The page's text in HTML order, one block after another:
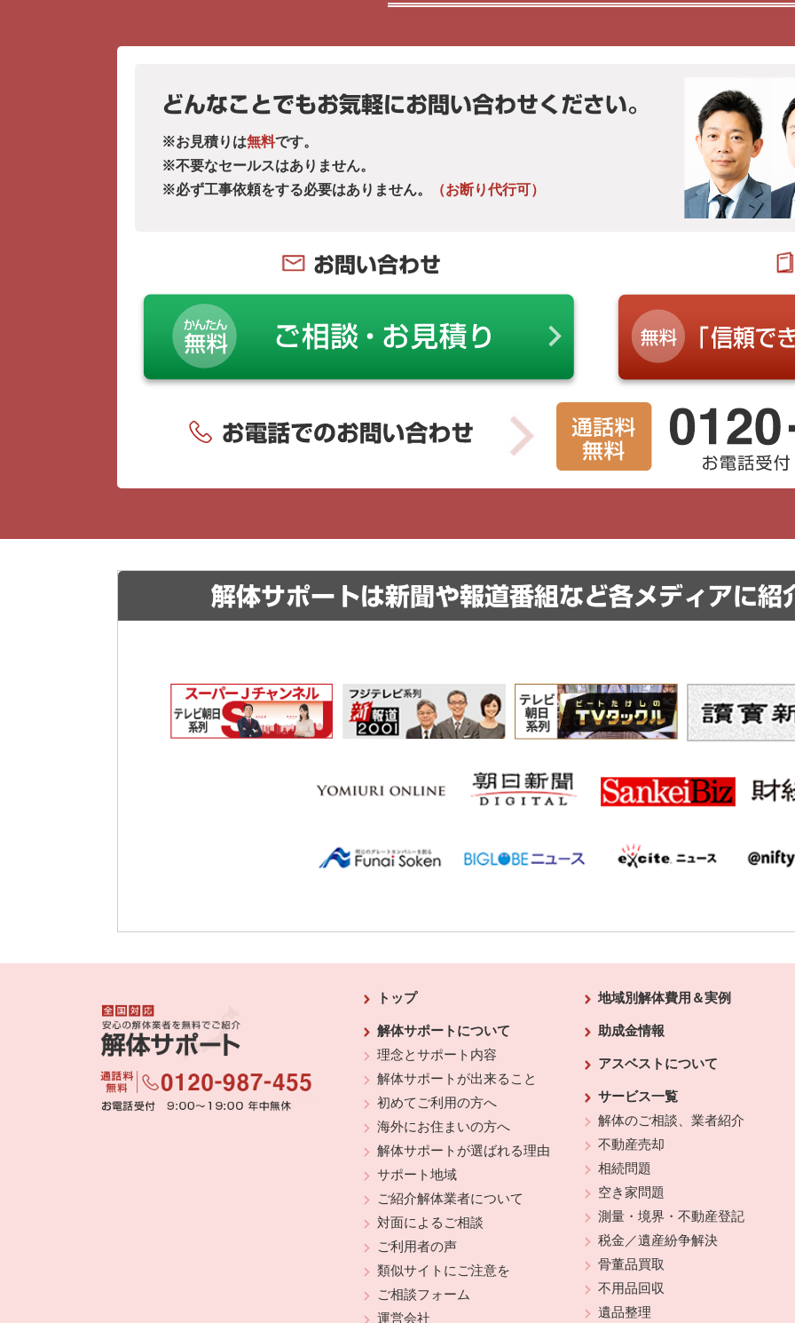
どんなことでもお気軽にお問い合わせください。
※お見積りは無料です。
※不要なセールスはありません。
※必ず工事依頼をする必要はありません。
（お断り代行可）
お問い合わせ
解体サポートは新聞や報道番組など各メディアに紹
トップ
解体サポートについて
理念とサポート内容
解体サポートが出来ること
初めてご利用の方へ
海外にお住まいの方へ
解体サポートが選ばれる理由
サポート地域
ご紹介解体業者について
対面によるご相談
ご利用者の声
類似サイトにご注意を
ご相談フォーム
運営会社
地域別解体費用＆実例
助成金情報
アスベストについて
サービス一覧
解体のご相談、業者紹介
不動産売却
相続問題
空き家問題
測量・境界・不動産登記
税金／遺産紛争解決
骨董品買取
不用品回収
遺品整理